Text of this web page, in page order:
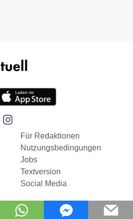
Für Redaktionen
Nutzungsbedingungen
Jobs
Textversion
Social Media